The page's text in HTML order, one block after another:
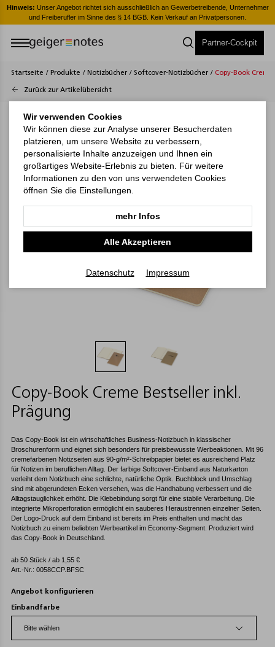
Hinweis: Unser Angebot richtet sich ausschließlich an Gewerbetreibende, Unternehmer
und Freiberufler im Sinne des § 14 BGB. Kein Verkauf an Privatpersonen.
Partner-Cockpit
Startseite / Produkte / Notizbücher / Softcover-Notizbücher / Copy-Book
Zurück zur Artikelübersicht
Copy-Book Creme Bestseller inkl.
Prägung
Das Copy-Book ist ein wirtschaftliches Business-Notizbuch in klassischer
Broschurenform und eignet sich besonders für preisbewusste Werbeaktionen. Mit 96
cremefarbenen Notizseiten aus 90-g/m²-Schreibpapier bietet es ausreichend Platz
für Notizen im beruflichen Alltag. Der farbige Softcover-Einband aus Naturkarton
verleiht dem Notizbuch eine schlichte, natürliche Optik. Buchblock und Umschlag
sind mit abgerundeten Ecken versehen, was die Handhabung verbessert und die
Alltagstauglichkeit erhöht. Die Klebebindung sorgt für eine stabile Verarbeitung. Die
integrierte Mikroperforation ermöglicht ein sauberes Heraustrennen einzelner Seiten.
Der Logo-Druck auf dem Einband ist bereits im Preis enthalten und macht das
Notizbuch zu einem beliebten Werbeartikel im Economy-Segment. Produziert wird
das Copy-Book in Deutschland.
ab 50 Stück / ab 1,55 €
Art.-Nr.: 0058CCP.BFSC
Angebot konfigurieren
Einbandfarbe
Wir verwenden Cookies
Wir können diese zur Analyse unserer Besucherdaten
platzieren, um unsere Website zu verbessern,
personalisierte Inhalte anzuzeigen und Ihnen ein
großartiges Website-Erlebnis zu bieten. Für weitere
Informationen zu den von uns verwendeten Cookies
öffnen Sie die Einstellungen.
mehr Infos
Alle Akzeptieren
Datenschutz Impressum